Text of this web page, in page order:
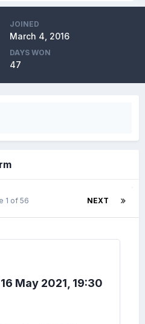
JOINED
March 4, 2016
DAYS WON
47
NEXT
1 of 56
May 2021, 19:30